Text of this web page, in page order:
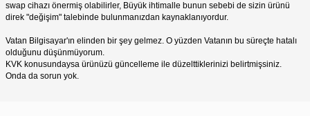
swap cihazı önermiş olabilirler, Büyük ihtimalle bunun sebebi de sizin ürünü
direk "değişim" talebinde bulunmanızdan kaynaklanıyordur.
Vatan Bilgisayar'ın elinden bir şey gelmez. O yüzden Vatanın bu süreçte hatalı
olduğunu düşünmüyorum.
KVK konusundaysa ürünüzü güncelleme ile düzelttiklerinizi belirtmişsiniz.
Onda da sorun yok.